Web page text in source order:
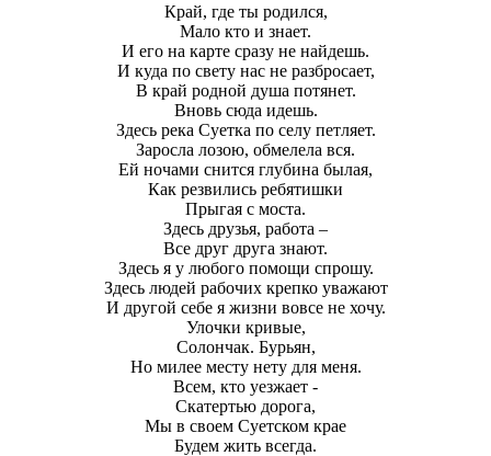
Край, где ты родился,
Мало кто и знает.
И его на карте сразу не найдешь.
И куда по свету нас не разбросает,
В край родной душа потянет.
Вновь сюда идешь.
Здесь река Суетка по селу петляет.
Заросла лозою, обмелела вся.
Ей ночами снится глубина былая,
Как резвились ребятишки
Прыгая с моста.
Здесь друзья, работа –
Все друг друга знают.
Здесь я у любого помощи спрошу.
Здесь людей рабочих крепко уважают
И другой себе я жизни вовсе не хочу.
Улочки кривые,
Солончак. Бурьян,
Но милее месту нету для меня.
Всем, кто уезжает -
Скатертью дорога,
Мы в своем Суетском крае
Будем жить всегда.